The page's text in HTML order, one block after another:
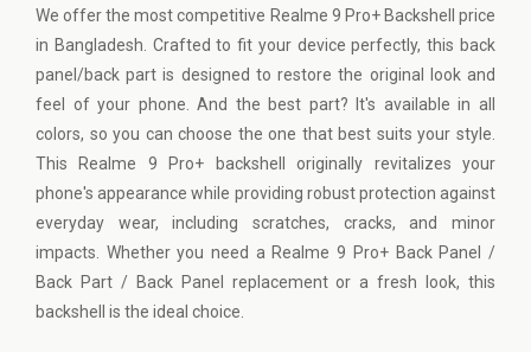
We offer the most competitive Realme 9 Pro+ Backshell price
in Bangladesh. Crafted to fit your device perfectly, this back
panel/back part is designed to restore the original look and
feel of your phone. And the best part? It's available in all
colors, so you can choose the one that best suits your style.
This Realme 9 Pro+ backshell originally revitalizes your
phone's appearance while providing robust protection against
everyday wear, including scratches, cracks, and minor
impacts. Whether you need a Realme 9 Pro+ Back Panel /
Back Part / Back Panel replacement or a fresh look, this
backshell is the ideal choice.